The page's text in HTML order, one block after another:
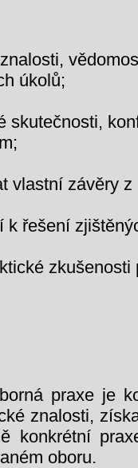
úkolů;
skutečnosti,
vlastní závěry
k řešení
praxe je
znalosti,
konkrétní
oboru.